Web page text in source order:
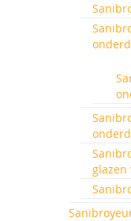
glazen